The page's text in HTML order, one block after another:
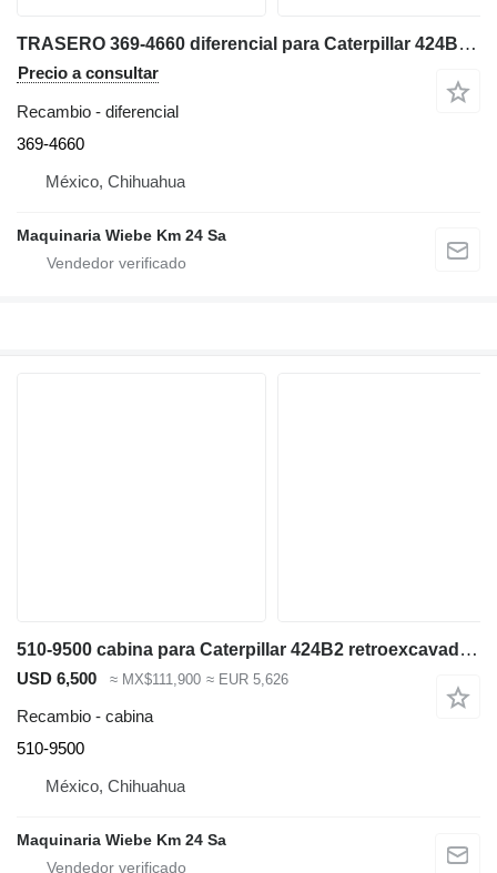
TRASERO 369-4660 diferencial para Caterpillar 424B retroexcavadora
Precio a consultar
Recambio - diferencial
369-4660
México, Chihuahua
Maquinaria Wiebe Km 24 Sa
510-9500 cabina para Caterpillar 424B2 retroexcavadora
USD 6,500 ≈ MX$111,900 ≈ EUR 5,626
Recambio - cabina
510-9500
México, Chihuahua
Maquinaria Wiebe Km 24 Sa